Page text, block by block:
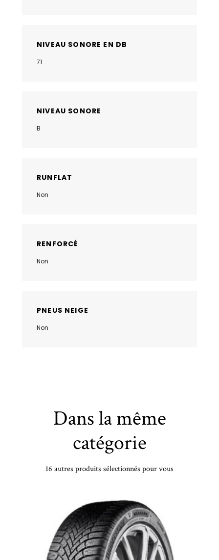
NIVEAU SONORE EN DB
71
NIVEAU SONORE
B
RUNFLAT
Non
RENFORCÉ
Non
PNEUS NEIGE
Non
Dans la même
catégorie
16 autres produits sélectionnés pour vous